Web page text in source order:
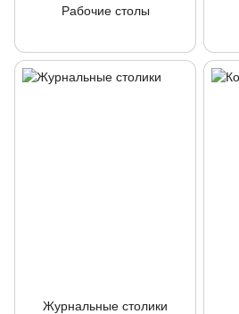
Рабочие столы
Журнальные столики